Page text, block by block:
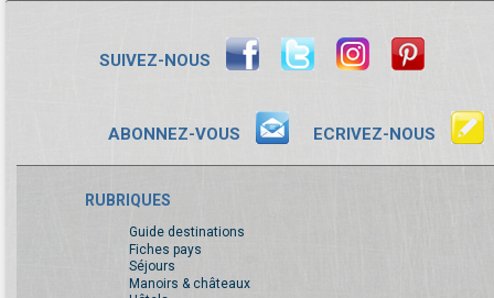
SUIVEZ-NOUS
ABONNEZ-VOUS ECRIVEZ-NOUS
RUBRIQUES
Guide destinations
Fiches pays
Séjours
Manoirs & châteaux